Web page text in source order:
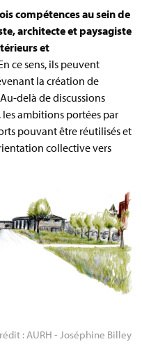
compétences au sein de
architecte et paysagiste
et
ce sens, ils peuvent
la création de
delà de discussions
ambitions portées par
pouvant être réutilisés et
collective vers
: AURH - Joséphine Billey